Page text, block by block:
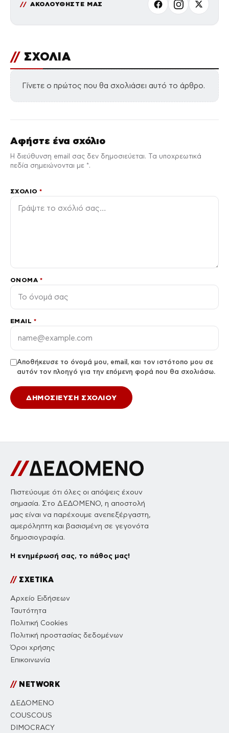
ΑΚΟΛΟΥΘΗΣΤΕ ΜΑΣ
// ΣΧΟΛΙΑ
Γίνετε ο πρώτος που θα σχολιάσει αυτό το άρθρο.
Αφήστε ένα σχόλιο
Η διεύθυνση email σας δεν δημοσιεύεται. Τα υποχρεωτικά
πεδία σημειώνονται με *.
ΣΧΌΛΙΟ*
ΌΝΟΜΑ *
EMAIL *
Αποθήκευσε το όνομά μου, email, και τον ιστότοπο μου σε
αυτόν τον πλοηγό για την επόμενη φορά που θα σχολιάσω.
Πιστεύουμε ότι όλες οι απόψεις έχουν
σημασία. Στο ΔΕΔΟΜΕΝΟ, η αποστολή
μας είναι να παρέχουμε ανεπεξέργαστη,
αμερόληπτη και βασισμένη σε γεγονότα
δημοσιογραφία.
Η ενημέρωσή σας, το πάθος μας!
//ΣΧΕΤΙΚΑ
Αρχείο Ειδήσεων
Ταυτότητα
Πολιτική Cookies
Πολιτική προστασίας δεδομένων
Όροι χρήσης
Επικοινωνία
//NETWORK
ΔΕΔΟΜΕΝΟ
COUSCOUS
DIMOCRACY